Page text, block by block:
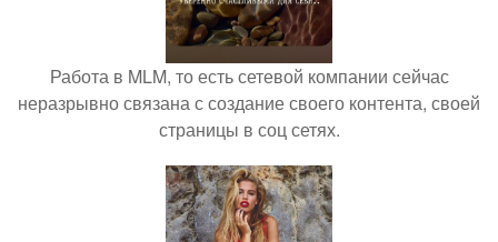
Работа в MLM, то есть сетевой компании сейчас
неразрывно связана с создание своего контента, своей
страницы в соц сетях.